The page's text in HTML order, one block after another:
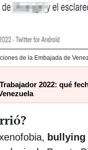
de la Embajada de
2022: qué
bullying